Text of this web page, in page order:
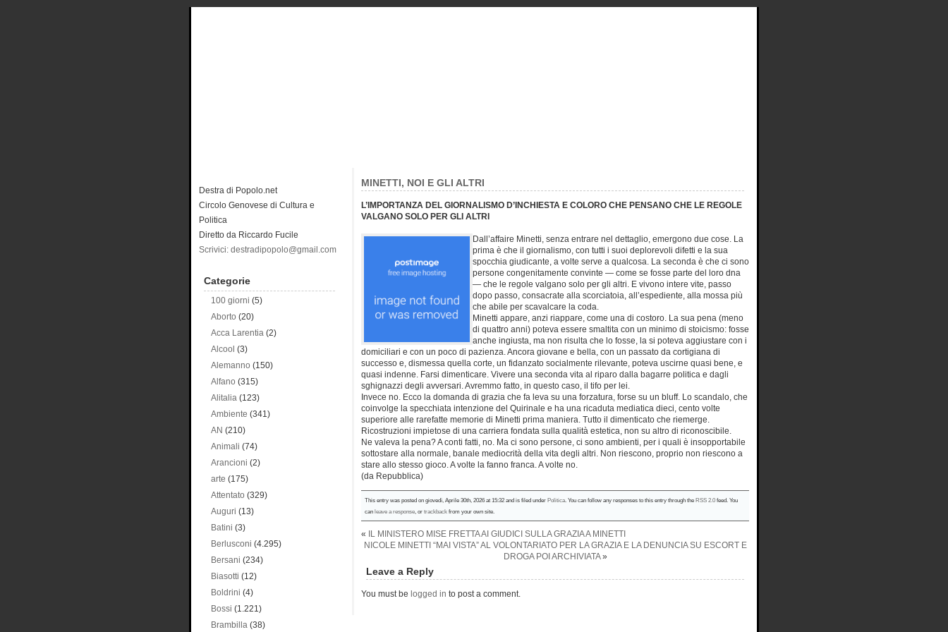
MINETTI, NOI E GLI ALTRI
L’IMPORTANZA DEL GIORNALISMO D’INCHIESTA E COLORO CHE PENSANO CHE LE REGOLE
VALGANO SOLO PER GLI ALTRI
Dall’affaire Minetti, senza entrare nel dettaglio, emergono due cose. La
prima è che il giornalismo, con tutti i suoi deplorevoli difetti e la sua
spocchia giudicante, a volte serve a qualcosa. La seconda è che ci sono
persone congenitamente convinte — come se fosse parte del loro dna
— che le regole valgano solo per gli altri. E vivono intere vite, passo
dopo passo, consacrate alla scorciatoia, all’espediente, alla mossa più
che abile per scavalcare la coda.
Minetti appare, anzi riappare, come una di costoro. La sua pena (meno
di quattro anni) poteva essere smaltita con un minimo di stoicismo: fosse
anche ingiusta, ma non risulta che lo fosse, la si poteva aggiustare con i
domiciliari e con un poco di pazienza. Ancora giovane e bella, con un passato da cortigiana di
successo e, dismessa quella corte, un fidanzato socialmente rilevante, poteva uscirne quasi bene, e
quasi indenne. Farsi dimenticare. Vivere una seconda vita al riparo dalla bagarre politica e dagli
sghignazzi degli avversari. Avremmo fatto, in questo caso, il tifo per lei.
Invece no. Ecco la domanda di grazia che fa leva su una forzatura, forse su un bluff. Lo scandalo, che
coinvolge la specchiata intenzione del Quirinale e ha una ricaduta mediatica dieci, cento volte
superiore alle rarefatte memorie di Minetti prima maniera. Tutto il dimenticato che riemerge.
Ricostruzioni impietose di una carriera fondata sulla qualità estetica, non su altro di riconoscibile.
Ne valeva la pena? A conti fatti, no. Ma ci sono persone, ci sono ambienti, per i quali è insopportabile
sottostare alla normale, banale mediocrità della vita degli altri. Non riescono, proprio non riescono a
stare allo stesso gioco. A volte la fanno franca. A volte no.
(da Repubblica)
This entry was posted on giovedì, Aprile 30th, 2026 at 15:32 and is filed under Politica . You can follow any responses to this entry through the RSS 2.0 feed. You
can leave a response , or trackback from your own site.
«
IL MINISTERO MISE FRETTA AI GIUDICI SULLA GRAZIA A MINETTI
NICOLE MINETTI “MAI VISTA” AL VOLONTARIATO PER LA GRAZIA E LA DENUNCIA SU ESCORT E
DROGA POI ARCHIVIATA»
Leave a Reply
You must be logged in to post a comment.
Destra di Popolo.net
Circolo Genovese di Cultura e
Politica
Diretto da Riccardo Fucile
Scrivici: destradipopolo@gmail.com
Categorie
100 giorni (5)
Aborto (20)
Acca Larentia (2)
Alcool (3)
Alemanno (150)
Alfano (315)
Alitalia (123)
Ambiente (341)
AN (210)
Animali (74)
Arancioni (2)
arte (175)
Attentato (329)
Auguri (13)
Batini (3)
Berlusconi (4.295)
Bersani (234)
Biasotti (12)
Boldrini (4)
Bossi (1.221)
Brambilla (38)